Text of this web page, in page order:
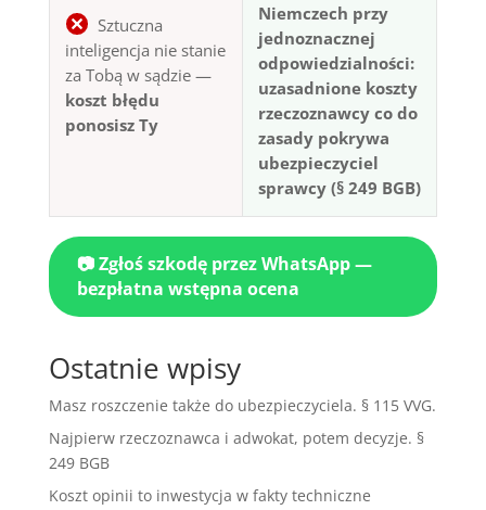
Sztuczna
inteligencja nie stanie
za Tobą w sądzie —
koszt błędu
ponosisz Ty
Niemczech przy
jednoznacznej
odpowiedzialności:
uzasadnione koszty
rzeczoznawcy co do
zasady pokrywa
ubezpieczyciel
sprawcy (§ 249 BGB)
📷 Zgłoś szkodę przez WhatsApp —
bezpłatna wstępna ocena
Ostatnie wpisy
Masz roszczenie także do ubezpieczyciela. § 115 VVG.
Najpierw rzeczoznawca i adwokat, potem decyzje. §
249 BGB
Koszt opinii to inwestycja w fakty techniczne